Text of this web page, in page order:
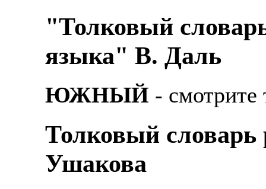
"Толковый
языка" В. Даль
ЮЖНЫЙ - смотрите
Толковый словарь
Ушакова